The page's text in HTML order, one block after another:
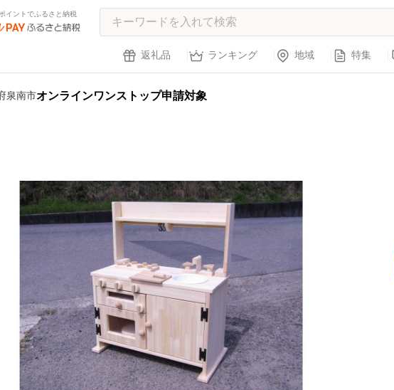
イントでふるさと納税
返礼品 ランキング 地域 特集
泉南市オンラインワンストップ申請対象